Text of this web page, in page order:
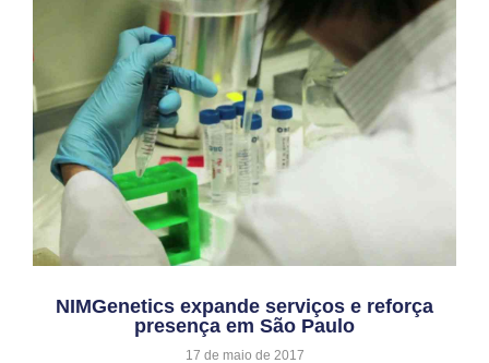
NIMGenetics expande serviços e reforça
presença em São Paulo
17 de maio de 2017